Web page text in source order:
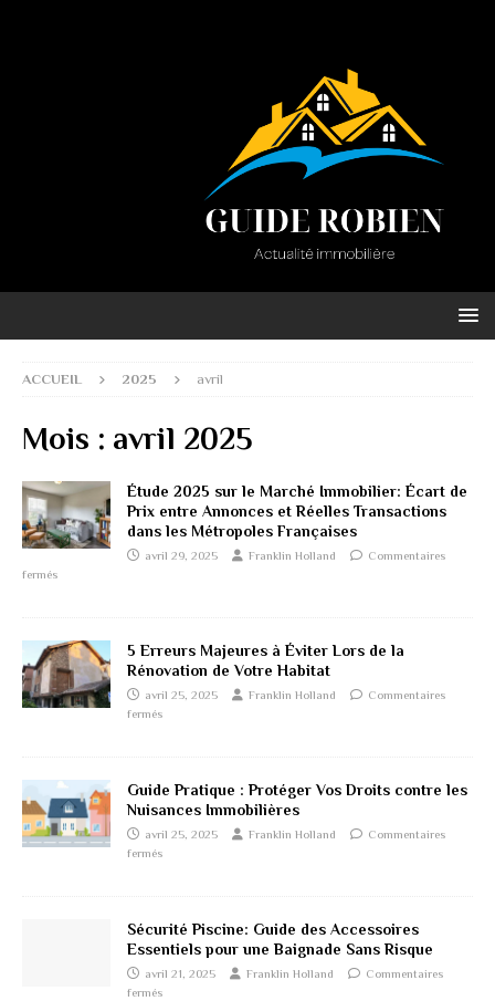
ACCUEIL 2025 avril
Mois : avril 2025
Étude 2025 sur le Marché Immobilier: Écart de
Prix entre Annonces et Réelles Transactions
dans les Métropoles Françaises
avril 29, 2025 Franklin Holland
Commentaires
fermés
5 Erreurs Majeures à Éviter Lors de la
Rénovation de Votre Habitat
avril 25, 2025 Franklin Holland
Commentaires
fermés
Guide Pratique : Protéger Vos Droits contre les
Nuisances Immobilières
avril 25, 2025 Franklin Holland
Commentaires
fermés
Sécurité Piscine: Guide des Accessoires
Essentiels pour une Baignade Sans Risque
avril 21, 2025 Franklin Holland
Commentaires
fermés